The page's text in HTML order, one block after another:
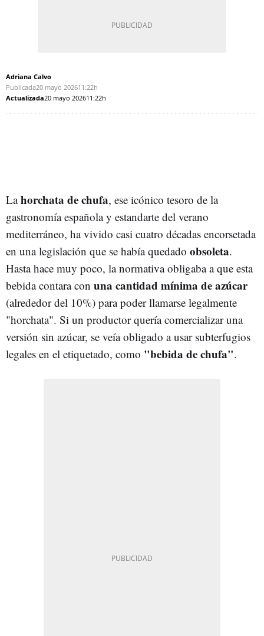
Adriana Calvo
Publicada20 mayo 202611:22h
Actualizada20 mayo 202611:22h
Lahorchata de chufa, ese icónico tesoro de la
gastronomía española y estandarte del verano
mediterráneo, ha vivido casi cuatro décadas encorsetada
en una legislación que se había quedado obsoleta.
Hasta hace muy poco, la normativa obligaba a que esta
bebida contara con una cantidad mínima de azúcar
(alrededor del 10%) para poder llamarse legalmente
"horchata". Si un productor quería comercializar una
versión sin azúcar, se veía obligado a usar subterfugios
legales en el etiquetado, como "bebida de chufa".